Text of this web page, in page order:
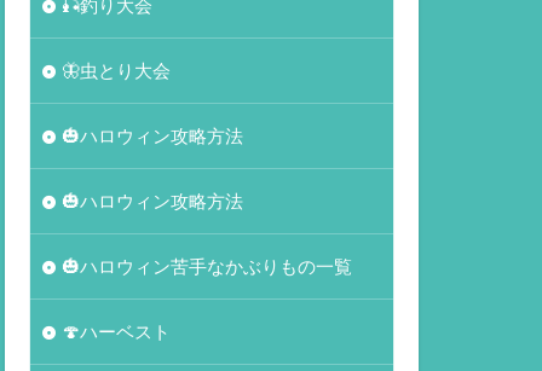
🎣釣り大会
🦋虫とり大会
🎃ハロウィン攻略方法
🎃ハロウィン攻略方法
🎃ハロウィン苦手なかぶりもの一覧
🍄ハーベスト